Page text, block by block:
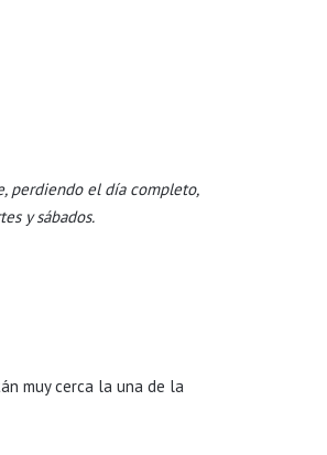
perdiendo el día completo,
y sábados.
muy cerca la una de la